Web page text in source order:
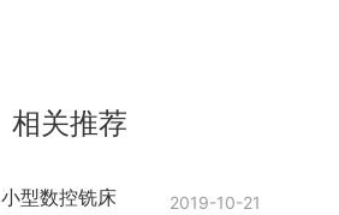
相关推荐
小型数控铣床
2019-10-21